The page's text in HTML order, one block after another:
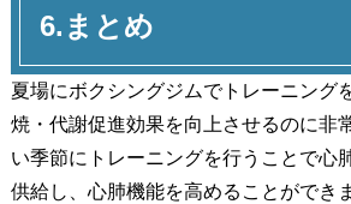
6.まとめ
夏場にボクシングジムでトレーニング
焼・代謝促進効果を向上させるのに非
い季節にトレーニングを行うことで心
供給し、心肺機能を高めることができ